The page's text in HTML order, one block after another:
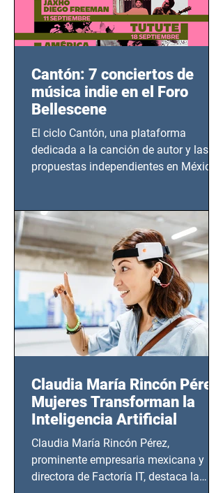
Cantón: 7 conciertos de
música indie en el Foro
Bellescene
El ciclo Cantón, una plataforma
dedicada a la canción de autor y las
propuestas independientes en México,
CDMX), todos los miércoles a partir del
14 de agosto al 25 de septiembre, a las
20:00 horas.
Claudia María Rincón Pérez:
Mujeres Transforman la
Inteligencia Artificial
Claudia María Rincón Pérez,
prominente empresaria mexicana y
directora de Factoría IT, destaca la